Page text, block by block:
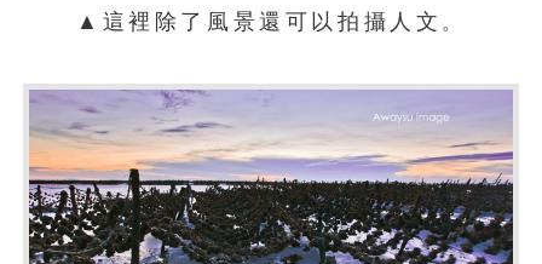
▲這裡除了風景還可以拍攝人文 。